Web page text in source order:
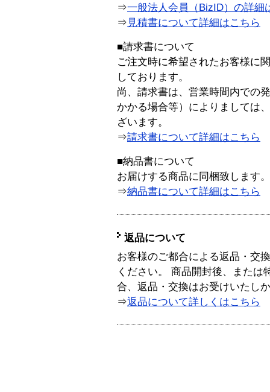
⇒一般法人会員（BizID）の詳細
⇒ 見積書について詳細はこちら
■請求書について
ご注文時に希望されたお客様に
しております。
尚、請求書は、営業時間内での
かかる場合等）によりましては
ざいます。
⇒請求書について詳細はこちら
■納品書について
お届けする商品に同梱致します。
⇒納品書について詳細はこちら
返品について
お客様のご都合による返品・交
ください。 商品開封後、または
合、返品・交換はお受けいたし
⇒返品について詳しくはこちら